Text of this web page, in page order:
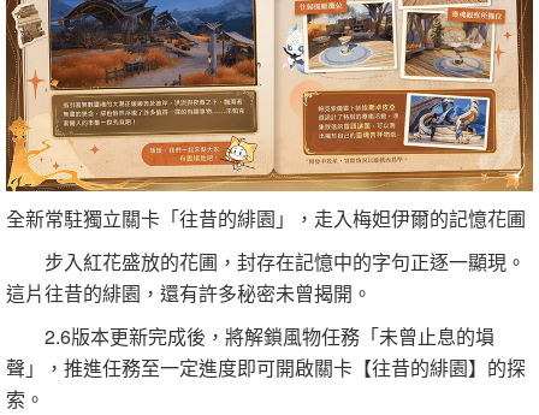
全新常駐獨立關卡「往昔的緋園」，走入梅妲伊爾的記憶花圃
步入紅花盛放的花圃，封存在記憶中的字句正逐一顯現。
這片往昔的緋園，還有許多秘密未曾揭開。
2.6版本更新完成後，將解鎖風物任務「未曾止息的塤
聲」，推進任務至一定進度即可開啟關卡【往昔的緋園】的探
索。